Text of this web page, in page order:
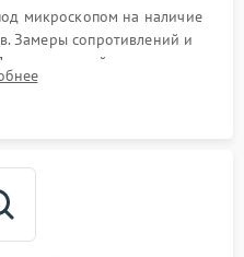
микроскопом на наличие
Замеры сопротивлений и
цепей питания,
и видеочипа.